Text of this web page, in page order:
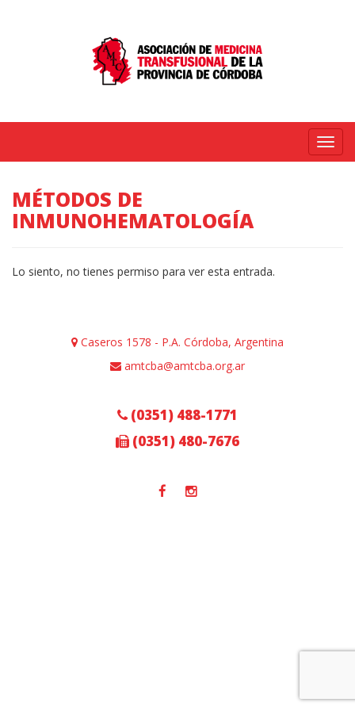
Menú
MÉTODOS DE
INMUNOHEMATOLOGÍA
Lo siento, no tienes permiso para ver esta entrada.
Caseros 1578 - P.A. Córdoba, Argentina
amtcba@amtcba.org.ar
(0351) 488-1771
(0351) 480-7676